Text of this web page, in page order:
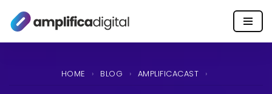
Pular
HOME › BLOG › AMPLIFICACAST ›